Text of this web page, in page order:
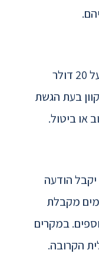
האגרה עבור בקשת ETA-IL עומדת על 20 דולר
בעת הגשת
או ביטול.
הודעה
ניתן להגיש ערעור תוך 14 ימים מקבלת
במקרים
הקרובה.